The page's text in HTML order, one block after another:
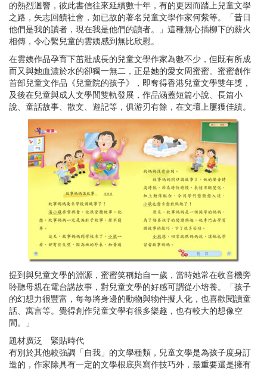
的熱烈迴響，彼此書信往來延續數十年，有的更因而踏上兒童文學
之路，矢志回饋社會，如已故的著名兒童文學作家何紫等。「昔日
他們是我的讀者，現在我是他們的讀者。」這種無心插柳下的薪火
相傳，令心繫兒童的雲姨感到無比欣慰。
在雲姨作品孕育下茁壯成長的兒童文學作家為數不少，但既有所成
而又與她血濃於水的卻獨一無二，正是她的愛女周蜜蜜。蜜蜜創作
首部兒童文作品《兒童院的孩子》，即奪得香港兒童文學雙年獎，
及後在兒童與成人文學間雙軌發展，作品涵蓋短篇小說、長篇小
說、童話故事、散文、遊記等，俱游刃有餘，在文壇上屢獲佳績。
提到與兒童文學的淵源，蜜蜜笑稱始自一歲，當時她常在收音機旁
聆聽母親在電台講故事，對兒童文學的好感可謂從小培養。「孩子
的幻想力很豐富，每每將身邊的動物與物件擬人化，也喜歡閱讀童
話、寓言等。覺得創作兒童文學有很多樂趣，也有較大的想像空
間。」
題材廣泛 緊貼時代
有別於其他較強調「自我」的文學種類，兒童文學是為孩子度身訂
造的，作家除具有一定的文學根底與寫作技巧外，最重要還是擁有